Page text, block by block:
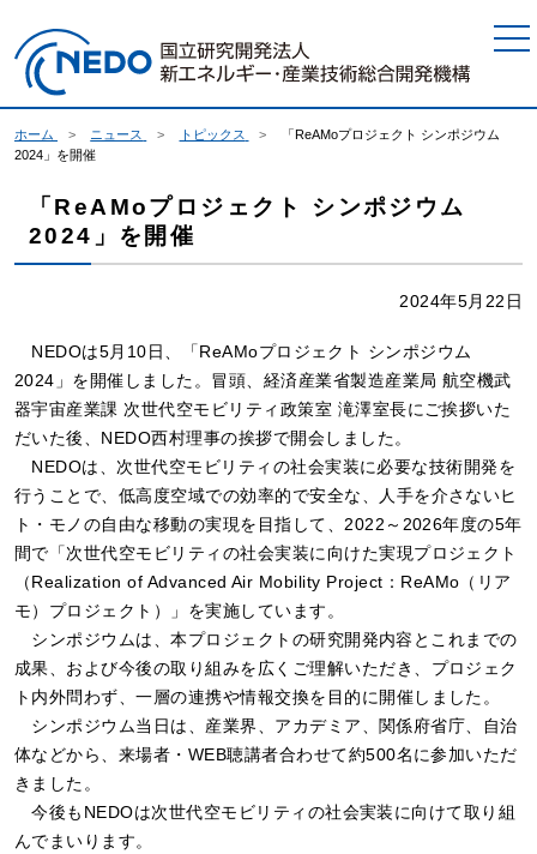
ホーム ニュース トピックス
「ReAMoプロジェクト シンポジウム
2024」を開催
「ReAMoプロジェクト シンポジウム
2024」を開催
2024年5月22日
NEDOは5月10日、「ReAMoプロジェクト シンポジウム
2024」を開催しました。冒頭、経済産業省製造産業局 航空機武
器宇宙産業課 次世代空モビリティ政策室 滝澤室長にご挨拶いた
だいた後、NEDO西村理事の挨拶で開会しました。
NEDOは、次世代空モビリティの社会実装に必要な技術開発を
行うことで、低高度空域での効率的で安全な、人手を介さないヒ
ト・モノの自由な移動の実現を目指して、2022～2026年度の5年
間で「次世代空モビリティの社会実装に向けた実現プロジェクト
（Realization of Advanced Air Mobility Project：ReAMo（リア
モ）プロジェクト）」を実施しています。
シンポジウムは、本プロジェクトの研究開発内容とこれまでの
成果、および今後の取り組みを広くご理解いただき、プロジェク
ト内外問わず、一層の連携や情報交換を目的に開催しました。
シンポジウム当日は、産業界、アカデミア、関係府省庁、自治
体などから、来場者・WEB聴講者合わせて約500名に参加いただ
きました。
今後もNEDOは次世代空モビリティの社会実装に向けて取り組
んでまいります。